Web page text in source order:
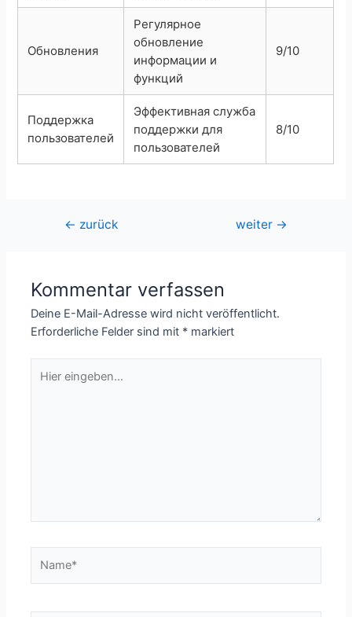
Обновления
Регулярное
обновление
информации и
функций
9/10
Поддержка
пользователей
Эффективная служба
поддержки для
пользователей
8/10
Beitragsnavigation
← zurück weiter →
Kommentar verfassen
Deine E-Mail-Adresse wird nicht veröffentlicht.
Erforderliche Felder sind mit * markiert
eingeben…